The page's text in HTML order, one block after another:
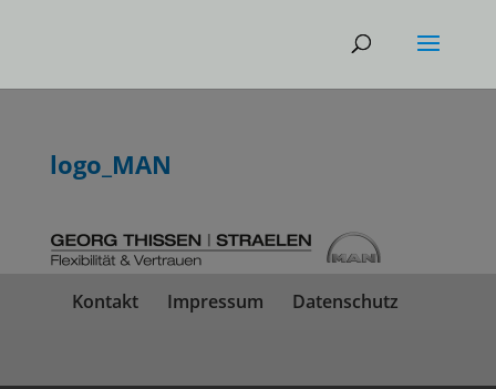
logo_MAN
Kontakt Impressum Datenschutz